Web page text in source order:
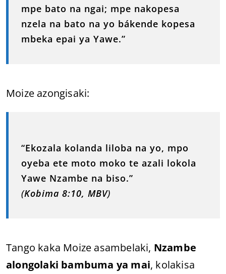
mpe bato na ngai; mpe nakopesa
nzela na bato na yo bákende kopesa
mbeka epai ya Yawe.”
Moize azongisaki:
“Ekozala kolanda liloba na yo, mpo
oyeba ete moto moko te azali lokola
Yawe Nzambe na biso.”
(Kobima 8:10, MBV)
Tango kaka Moize asambelaki, Nzambe
alongolaki bambuma ya mai, kolakisa